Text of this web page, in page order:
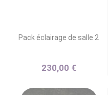
Pack éclairage de salle 2
230,00 €